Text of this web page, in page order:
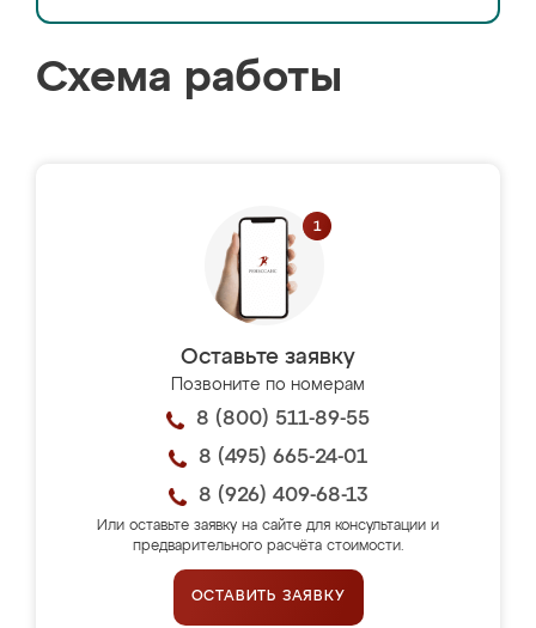
Схема работы
Оставьте заявку
Позвоните по номерам
8 (800) 511-89-55
8 (495) 665-24-01
8 (926) 409-68-13
Или оставьте заявку на сайте для консультации и
предварительного расчёта стоимости.
ОСТАВИТЬ ЗАЯВКУ